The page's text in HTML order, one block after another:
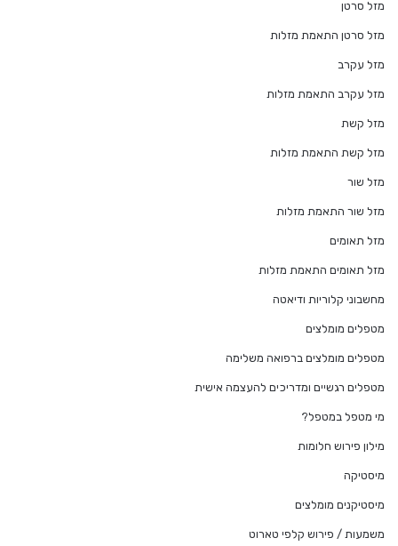
מזל סרטן
מזל סרטן התאמת מזלות
מזל עקרב
מזל עקרב התאמת מזלות
מזל קשת
מזל קשת התאמת מזלות
מזל שור
מזל שור התאמת מזלות
מזל תאומים
מזל תאומים התאמת מזלות
מחשבוני קלוריות ודיאטה
מטפלים מומלצים
מטפלים מומלצים ברפואה משלימה
מטפלים רגשיים ומדריכים להעצמה אישית
מי מטפל במטפל?
מילון פירוש חלומות
מיסטיקה
מיסטיקנים מומלצים
משמעות / פירוש קלפי טארוט